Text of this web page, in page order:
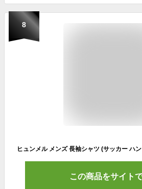
8
この商品をサイト